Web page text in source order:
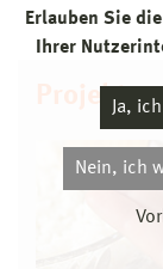
Erlauben Sie
Ihrer
Ja,
Nein, ich